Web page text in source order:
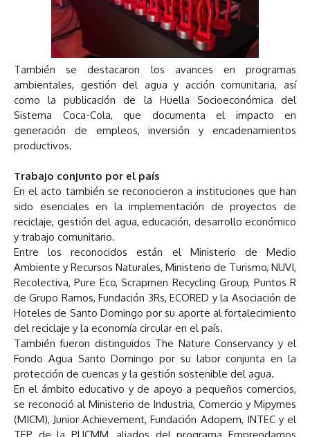
También se destacaron los avances en programas
ambientales, gestión del agua y acción comunitaria, así
como la publicación de la Huella Socioeconómica del
Sistema Coca-Cola, que documenta el impacto en
generación de empleos, inversión y encadenamientos
productivos.
Trabajo conjunto por el país
En el acto también se reconocieron a instituciones que han
sido esenciales en la implementación de proyectos de
reciclaje, gestión del agua, educación, desarrollo económico
y trabajo comunitario.
Entre los reconocidos están el Ministerio de Medio
Ambiente y Recursos Naturales, Ministerio de Turismo, NUVI,
Recolectiva, Pure Eco, Scrapmen Recycling Group, Puntos R
de Grupo Ramos, Fundación 3Rs, ECORED y la Asociación de
Hoteles de Santo Domingo por su aporte al fortalecimiento
del reciclaje y la economía circular en el país.
También fueron distinguidos The Nature Conservancy y el
Fondo Agua Santo Domingo por su labor conjunta en la
protección de cuencas y la gestión sostenible del agua.
En el ámbito educativo y de apoyo a pequeños comercios,
se reconoció al Ministerio de Industria, Comercio y Mipymes
(MICM), Junior Achievement, Fundación Adopem, INTEC y el